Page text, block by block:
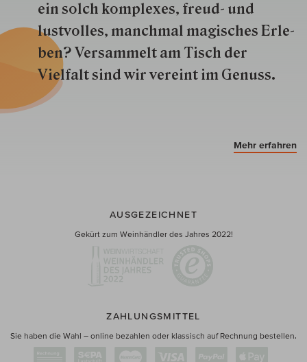
ein solch kom­plexes, freud- und
lustvolles, manchmal ma­gisch­es Er­le­
ben? Versammelt am Tisch der
Vielfalt sind wir ver­eint im Genuss.
Mehr erfahren
AUSGEZEICHNET
Gekürt zum Weinhändler des Jahres 2022!
ZAHLUNGSMITTEL
Sie haben die Wahl – online bezahlen oder klassisch auf Rechnung bestellen.